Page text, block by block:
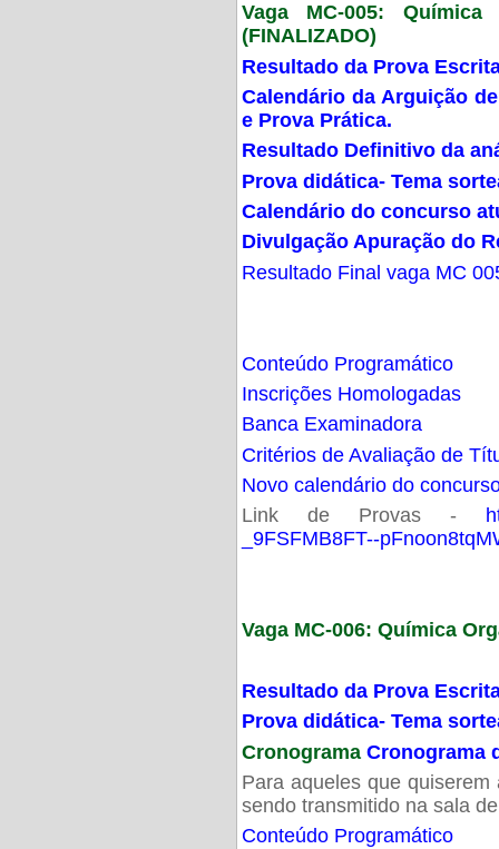
Vaga MC-005:
(FINALIZADO)
Resultado da Prova
Calendário da Arguição
e Prova Prática.
Resultado Definitivo da
Prova didática- Tema
Calendário do concurso
Divulgação Apuração do
Resultado Final vaga MC
Conteúdo Programático
Inscrições Homologadas
Banca Examinadora
Critérios de Avaliação de
Novo calendário do
Link de Provas -
_9FSFMB8FT--
Vaga MC-006: Química
Resultado da Prova
Prova didática- Tema
Cronograma Cronograma
Para aqueles que
sendo transmitido na sala
Conteúdo Programático